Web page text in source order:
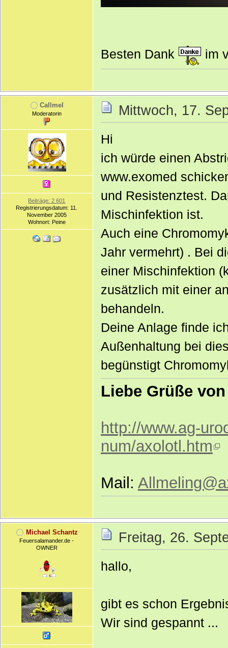
Besten Dank im
Callmel
Moderatorin
Beiträge: 2 601
Registrierungsdatum: 11.
November 2005
Wohnort: Peine
Mittwoch, 17.
Hi
ich würde einen
www.exomed
und Resistenztest.
Mischinfektion ist.
Auch eine
Jahr vermehrt) . Bei
einer Mischinfektion
zusätzlich mit einer
behandeln.
Deine Anlage finde
Außenhaltung bei
begünstigt
Liebe Grüße
http://www.ag-
num/axolotl.htm
Mail:
Michael Schantz
Feuersalamander.de -
OWNER
Freitag, 26.
hallo,
gibt es schon
Wir sind gespannt ...